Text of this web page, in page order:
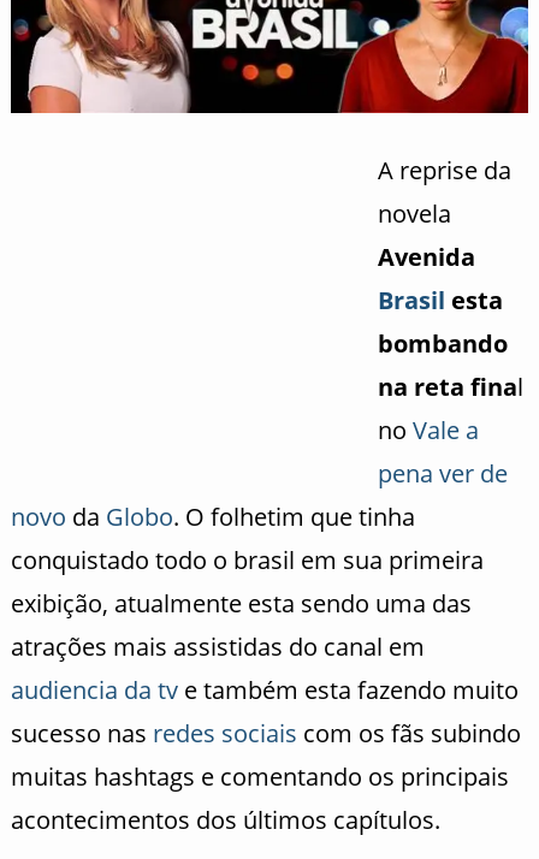
A reprise da
novela
Avenida
Brasil esta
bombando
na reta final
no Vale a
pena ver de
novo da Globo. O folhetim que tinha
conquistado todo o brasil em sua primeira
exibição, atualmente esta sendo uma das
atrações mais assistidas do canal em
audiencia da tve também esta fazendo muito
sucesso nas redes sociais com os fãs subindo
muitas hashtags e comentando os principais
acontecimentos dos últimos capítulos.